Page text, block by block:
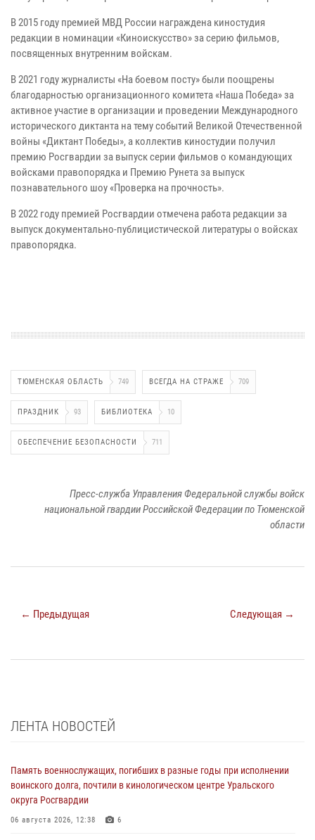
В 2015 году премией МВД России награждена киностудия
редакции в номинации «Киноискусство» за серию фильмов,
посвященных внутренним войскам.
В 2021 году журналисты «На боевом посту» были поощрены
благодарностью организационного комитета «Наша Победа» за
активное участие в организации и проведении Международного
исторического диктанта на тему событий Великой Отечественной
войны «Диктант Победы», а коллектив киностудии получил
премию Росгвардии за выпуск серии фильмов о командующих
войсками правопорядка и Премию Рунета за выпуск
познавательного шоу «Проверка на прочность».
В 2022 году премией Росгвардии отмечена работа редакции за
выпуск документально-публицистической литературы о войсках
правопорядка.
ТЮМЕНСКАЯ ОБЛАСТЬ 749 ВСЕГДА НА СТРАЖЕ 709
ПРАЗДНИК 93 БИБЛИОТЕКА 10
ОБЕСПЕЧЕНИЕ БЕЗОПАСНОСТИ 711
Пресс-служба Управления Федеральной службы войск
национальной гвардии Российской Федерации по Тюменской
области
← Предыдущая Следующая →
ЛЕНТА НОВОСТЕЙ
Память военнослужащих, погибших в разные годы при исполнении
воинского долга, почтили в кинологическом центре Уральского
округа Росгвардии
06 августа 2026, 12:38 6